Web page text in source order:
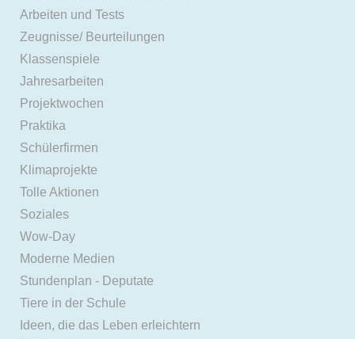
Arbeiten und Tests
Zeugnisse/ Beurteilungen
Klassenspiele
Jahresarbeiten
Projektwochen
Praktika
Schülerfirmen
Klimaprojekte
Tolle Aktionen
Soziales
Wow-Day
Moderne Medien
Stundenplan - Deputate
Tiere in der Schule
Ideen, die das Leben erleichtern